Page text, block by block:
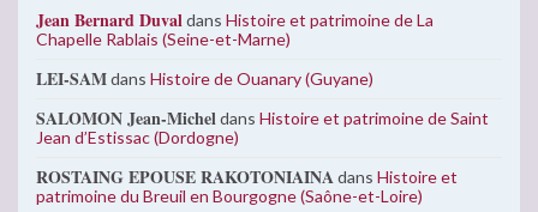
Jean Bernard Duvaldans Histoire et patrimoine de La
Chapelle Rablais (Seine-et-Marne)
LEI-SAMdans Histoire de Ouanary (Guyane)
SALOMON Jean-Micheldans Histoire et patrimoine de Saint
Jean d’Estissac (Dordogne)
ROSTAING EPOUSE RAKOTONIAINAdans Histoire et
patrimoine du Breuil en Bourgogne (Saône-et-Loire)